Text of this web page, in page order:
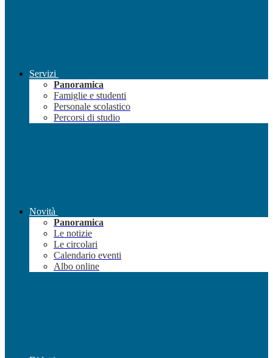
Servizi
Panoramica
Famiglie e studenti
Personale scolastico
Percorsi di studio
Novità
Panoramica
Le notizie
Le circolari
Calendario eventi
Albo online